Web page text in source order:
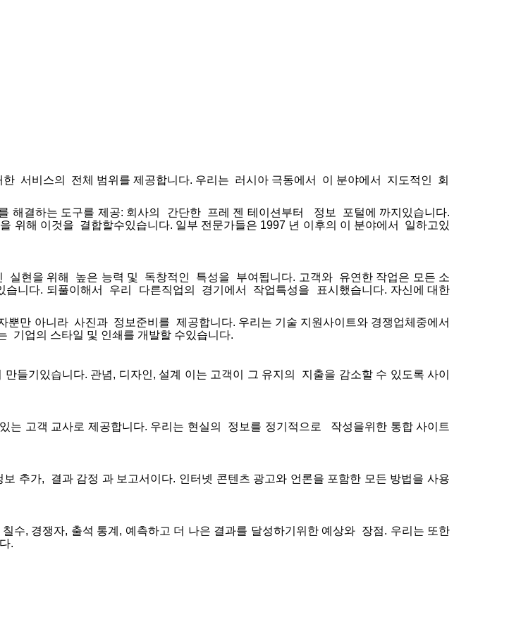
한 서비스의 전체 범위를 제공합니다. 우리는 러시아 극동에서 이 분야에서 지도적인
회
해결하는 도구를 제공: 회사의 간단한 프레 젠 테이션부터 정보 포털에 까지있습니다.
위해 이것을 결합할수있습니다. 일부 전문가들은 1997 년 이후의 이 분야에서
일하고있
실현을 위해 높은 능력 및 독창적인 특성을 부여됩니다. 고객와 유연한 작업은 모든 소
습니다. 되풀이해서 우리 다른직업의 경기에서 작업특성을 표시했습니다. 자신에 대한
뿐만 아니라 사진과 정보준비를 제공합니다. 우리는 기술 지원사이트와 경쟁업체중에서
기업의 스타일 및 인쇄를 개발할 수있습니다.
만들기있습니다. 관념, 디자인, 설계 이는 고객이 그 유지의 지출을 감소할 수 있도록 사이
는 고객 교사로 제공합니다. 우리는 현실의 정보를 정기적으로 작성을위한 통합 사이트
보 추가, 결과 감정 과 보고서이다. 인터넷 콘텐츠 광고와 언론을 포함한 모든 방법을 사용
칠수, 경쟁자, 출석 통계 , 예측하고 더 나은 결과를 달성하기위한 예상와 장점. 우리는 또한
.